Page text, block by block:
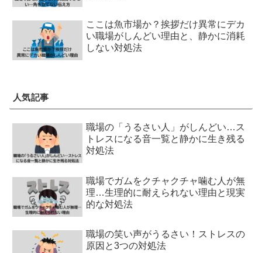
ここは魚市場か？挨拶だけ異常にデカ
い職場がしんどい理由と、静かに消耗
しない対処法
人気記事
職場の「うるさい人」がしんどい…ス
トレスになる音一覧と静かに生き残る
対処法
職場でガムをクチャクチャ噛む人が無
理…生理的に耐えられない理由と現実
的な対処法
職場の笑い声がうるさい！ストレスの
原因と3つの対処法